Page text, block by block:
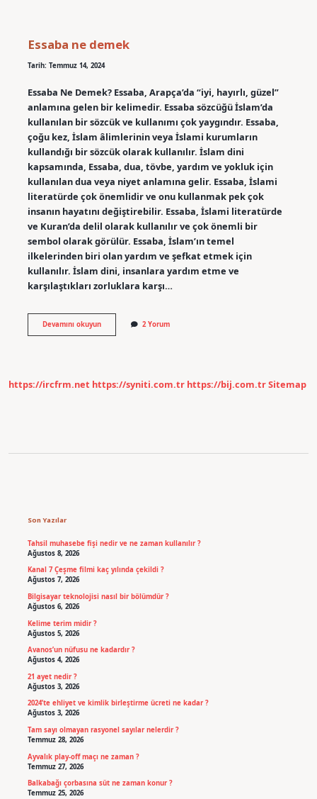
Essaba ne demek
Tarih: Temmuz 14, 2024
Essaba Ne Demek? Essaba, Arapça’da “iyi, hayırlı, güzel”
anlamına gelen bir kelimedir. Essaba sözcüğü İslam’da
kullanılan bir sözcük ve kullanımı çok yaygındır. Essaba,
çoğu kez, İslam âlimlerinin veya İslami kurumların
kullandığı bir sözcük olarak kullanılır. İslam dini
kapsamında, Essaba, dua, tövbe, yardım ve yokluk için
kullanılan dua veya niyet anlamına gelir. Essaba, İslami
literatürde çok önemlidir ve onu kullanmak pek çok
insanın hayatını değiştirebilir. Essaba, İslami literatürde
ve Kuran’da delil olarak kullanılır ve çok önemli bir
sembol olarak görülür. Essaba, İslam’ın temel
ilkelerinden biri olan yardım ve şefkat etmek için
kullanılır. İslam dini, insanlara yardım etme ve
karşılaştıkları zorluklara karşı…
Devamını okuyunEssaba
ne
2 Yorum
https://ircfrm.net https://syniti.com.tr https://bij.com.trSitemap
Son Yazılar
Tahsil muhasebe fişi nedir ve ne zaman kullanılır ?
Ağustos 8, 2026
Kanal 7 Çeşme filmi kaç yılında çekildi ?
Ağustos 7, 2026
Bilgisayar teknolojisi nasıl bir bölümdür ?
Ağustos 6, 2026
Kelime terim midir ?
Ağustos 5, 2026
Avanos’un nüfusu ne kadardır ?
Ağustos 4, 2026
21 ayet nedir ?
Ağustos 3, 2026
2024’te ehliyet ve kimlik birleştirme ücreti ne kadar ?
Ağustos 3, 2026
Tam sayı olmayan rasyonel sayılar nelerdir ?
Temmuz 28, 2026
Ayvalık play-off maçı ne zaman ?
Temmuz 27, 2026
Balkabağı çorbasına süt ne zaman konur ?
Temmuz 25, 2026